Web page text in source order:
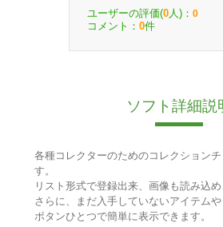
ユーザーの評価(0 人)： 0
コメント： 0件
ソフト詳細説
各種コレクターのためのコレクション
す。
リスト形式で登録出来、画像も読み込め
さらに、まだ入手していないアイテム
ボタンひとつで簡単に表示できます。